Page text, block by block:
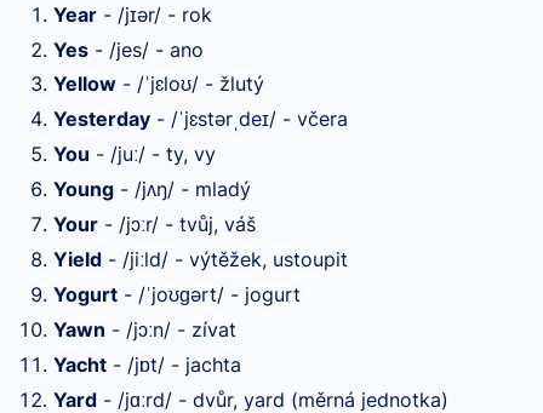
Year - /jɪər/ - rok
Yes - /jes/ - ano
Yellow - /ˈjɛloʊ/ - žlutý
Yesterday - /ˈjɛstər deɪ/ - včera
You - /juː/ - ty, vy
Young - /jʌŋ/ - mladý
Your - /jɔːr/ - tvůj, váš
Yield - /jiːld/ - výtěžek, ustoupit
Yogurt - /ˈjoʊɡərt/ - jogurt
Yawn - /jɔːn/ - zívat
Yacht - /jɒt/ - jachta
Yard - /jɑːrd/ - dvůr, yard (měrná jednotka)